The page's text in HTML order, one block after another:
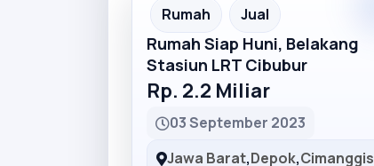
Recommended
Rumah Jual
Rumah Siap Huni, Belakang
Stasiun LRT Cibubur
Rp. 2.2 Miliar
03 September 2023
Jawa Barat,Depok,Cimanggis